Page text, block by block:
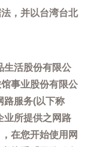
，并以台湾台北
生活股份有限公
事业股份有限公
路服务(以下称
业所提供之网路
在您开始使用网